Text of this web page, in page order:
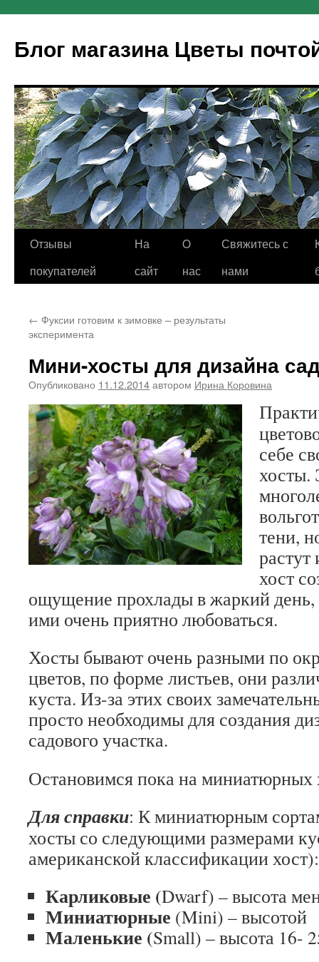
Блог магазина Цветы
Отзывы
покупателей
На
сайт
O
нас
Свяжитесь с
нами
← Фуксии готовим к зимовке – результаты
эксперимента
Мини-хосты для дизайна
Опубликовано 11.12.2014автором Ирина Коровина
себе
хосты.
тени,
хост
ощущение прохлады в жаркий
ими очень приятно любоваться.
Хосты бывают очень разными по
цветов, по форме листьев, они
куста. Из-за этих своих
просто необходимы для создания
садового участка.
Остановимся пока на миниатюрных
Для справки: К миниатюрным
хосты со следующими размерами
американской классификации хост):
Карликовые (Dwarf) – высота
Миниатюрные (Mini) – высотой
Маленькие (Small) – высота 16-